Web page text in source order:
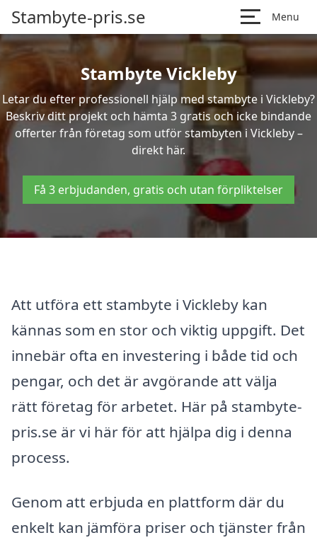
Stambyte-pris.se Menu
Stambyte Vickleby
Letar du efter professionell hjälp med stambyte i Vickleby?
Beskriv ditt projekt och hämta 3 gratis och icke bindande
offerter från företag som utför stambyten i Vickleby –
direkt här.
Få 3 erbjudanden, gratis och utan förpliktelser
Att utföra ett stambyte i Vickleby kan
kännas som en stor och viktig uppgift. Det
innebär ofta en investering i både tid och
pengar, och det är avgörande att välja
rätt företag för arbetet. Här på stambyte-
pris.se är vi här för att hjälpa dig i denna
process.
Genom att erbjuda en plattform där du
enkelt kan jämföra priser och tjänster från